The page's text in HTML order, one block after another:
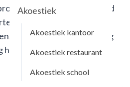
Akoestiek
Akoestiek kantoor
Akoestiek restaurant
Akoestiek school
en ontvang vrijblijvend
op maat. Of u nu PETfelt
een akoestische oplossing
heeft — wij helpen u graag.